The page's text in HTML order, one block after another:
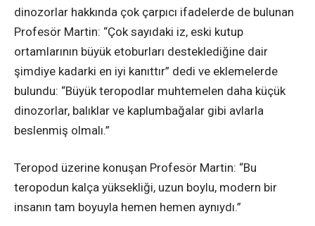
dinozorlar hakkında çok çarpıcı ifadelerde de bulunan
Profesör Martin: “Çok sayıdaki iz, eski kutup
ortamlarının büyük etoburları desteklediğine dair
şimdiye kadarki en iyi kanıttır” dedi ve eklemelerde
bulundu: “Büyük teropodlar muhtemelen daha küçük
dinozorlar, balıklar ve kaplumbağalar gibi avlarla
beslenmiş olmalı.”
Teropod üzerine konuşan Profesör Martin: “Bu
teropodun kalça yüksekliği, uzun boylu, modern bir
insanın tam boyuyla hemen hemen aynıydı.”